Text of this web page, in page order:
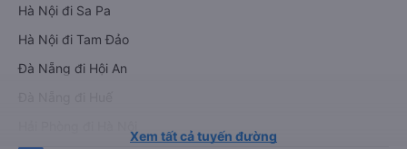
Hà Nội đi Sa Pa
Hà Nội đi Tam Đảo
Đà Nẵng đi Hội An
Xem tất cả tuyến đường